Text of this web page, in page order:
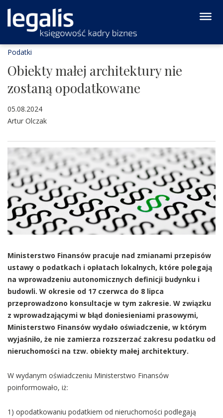
Podatki
Obiekty małej architektury nie
zostaną opodatkowane
05.08.2024
Artur Olczak
Ministerstwo Finansów pracuje nad zmianami przepisów
ustawy o podatkach i opłatach lokalnych, które polegają
na wprowadzeniu autonomicznych definicji budynku i
budowli. W okresie od 17 czerwca do 8 lipca
przeprowadzono konsultacje w tym zakresie. W związku
z wprowadzającymi w błąd doniesieniami prasowymi,
Ministerstwo Finansów wydało oświadczenie, w którym
wyjaśniło, że nie zamierza rozszerzać zakresu podatku od
nieruchomości na tzw. obiekty małej architektury.
W wydanym oświadczeniu Ministerstwo Finansów
poinformowało, iż:
1) opodatkowaniu podatkiem od nieruchomości podlegają